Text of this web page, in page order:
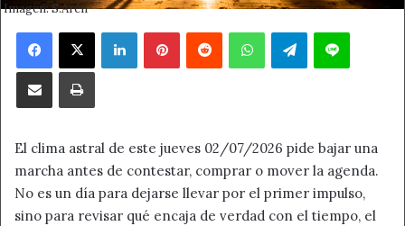
Imagen: S.Arén
Facebook
X LinkedInPinterestReddit WhatsAppTelegramLine
Compartir por correo electrónicoImprimir
El clima astral de este jueves 02/07/2026 pide bajar una
marcha antes de contestar, comprar o mover la agenda.
No es un día para dejarse llevar por el primer impulso,
sino para revisar qué encaja de verdad con el tiempo, el